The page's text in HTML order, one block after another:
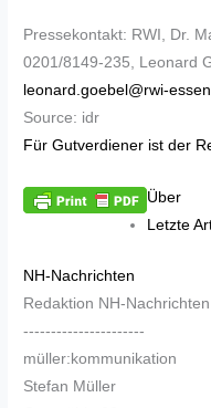
Pressekontakt: RWI, Dr.
0201/8149-235, Leonard
leonard.goebel@rwi-
Source: idr
Für Gutverdiener ist der
Über
Letzte
NH-Nachrichten
Redaktion NH-Nachrichten
----------------------
müller:kommunikation
Stefan Müller